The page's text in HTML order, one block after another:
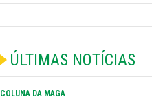
ÚLTIMAS NOTÍCIAS
COLUNA DA MAGA